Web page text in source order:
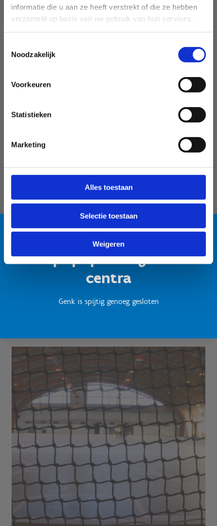
informatie die u aan ze heeft verstrekt of die ze hebben
verzameld op basis van uw gebruik van hun services.
Noodzakelijk
Voorkeuren
Statistieken
Marketing
Alles toestaan
Selectie toestaan
Weigeren
Test popup titel gesloten
centra
Genk is spijtig genoeg gesloten
Sport Vlaanderen Heusden-Zolder